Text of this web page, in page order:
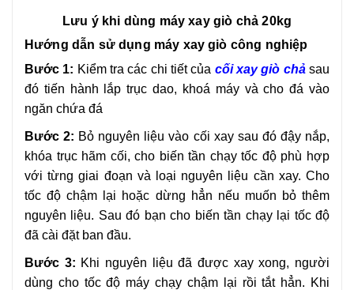
Lưu ý khi dùng máy xay giò chả 20kg
Hướng dẫn sử dụng máy xay giò công nghiệp
Bước 1: Kiểm tra các chi tiết của cối xay giò chả sau
đó tiến hành lắp trục dao, khoá máy và cho đá vào
ngăn chứa đá
Bước 2: Bỏ nguyên liệu vào cối xay sau đó đậy nắp,
khóa trục hãm cối, cho biến tần chạy tốc độ phù hợp
với từng giai đoạn và loại nguyên liệu cần xay. Cho
tốc độ chậm lại hoặc dừng hẳn nếu muốn bỏ thêm
nguyên liệu. Sau đó bạn cho biến tần chạy lại tốc độ
đã cài đặt ban đầu.
Bước 3: Khi nguyên liệu đã được xay xong, người
dùng cho tốc độ máy chạy chậm lại rồi tắt hẳn. Khi